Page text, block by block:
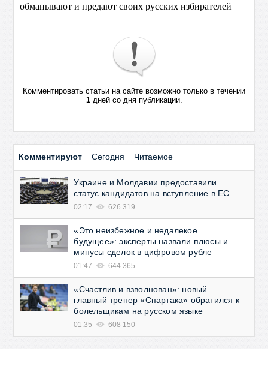
обманывают и предают своих русских избирателей
Комментировать статьи на сайте возможно только в течении
1дней со дня публикации.
Комментируют Сегодня Читаемое
Украине и Молдавии предоставили
статус кандидатов на вступление в ЕС
02:17 626 319
«Это неизбежное и недалекое
будущее»: эксперты назвали плюсы и
минусы сделок в цифровом рубле
01:47 644 365
«Счастлив и взволнован»: новый
главный тренер «Спартака» обратился к
болельщикам на русском языке
01:35 608 150